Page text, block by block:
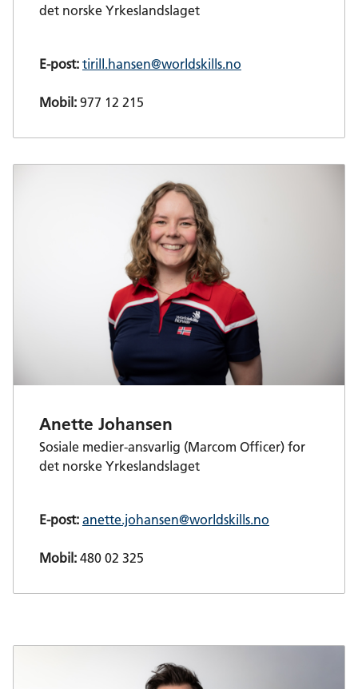
det norske Yrkeslandslaget
E-post:tirill.hansen@worldskills.no
Mobil:977 12 215
Anette Johansen
Sosiale medier-ansvarlig (Marcom Officer) for
det norske Yrkeslandslaget
E-post:anette.johansen@worldskills.no
Mobil:480 02 325